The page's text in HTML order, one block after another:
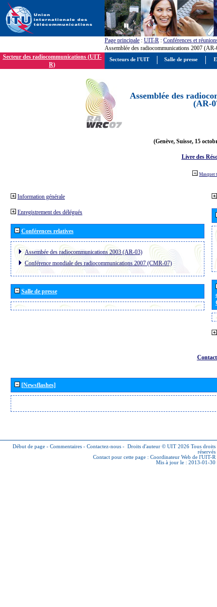
Page principale : UIT-R : Conférences et
Assemblée des radiocommunications 2007
Secteur des radiocommunications (UIT-
R)
Assemblée des
(AR-
(Genève, Suisse, 15
Livre des
Masquer
Information générale
Enregistrement des délégués
Conférences relatives
Assembée des radiocommunications 2003 (AR-03)
Conférence mondiale des radiocommunications 2007 (CMR-07)
Salle de presse
[Newsflashes]
Début de page - Commentaires - Contactez-nous - Droits d'auteur © UIT 2026 Tous droits
réservés
Contact pour cette page : Coordinateur Web de l'UIT-R
Mis à jour le : 2013-01-30
Secteurs de l'UIT Salle de presse